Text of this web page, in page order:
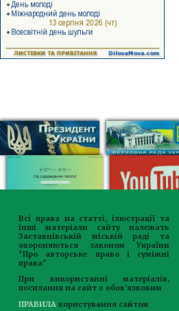
Всі права на статті, ілюстрації та
інші матеріали сайту належать
Заставнівській міській раді та
охороняються законом України
"Про авторське право і суміжні
права"
При використанні матеріалів,
посилання на сайт є обов'язковим
ПРАВИЛА користування сайтом